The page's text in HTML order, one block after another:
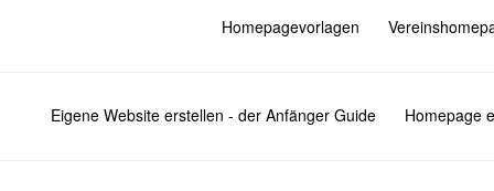
Homepagevorlagen
Eigene Website erstellen - der Anfänger Guide Homepage